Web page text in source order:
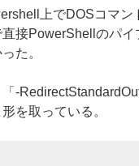
上でDOSコマン
直接PowerShellのパ
た。
-
を取っている。